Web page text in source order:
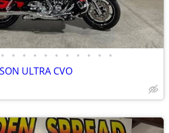
• • • • • • • • • • •
ULTRA CVO